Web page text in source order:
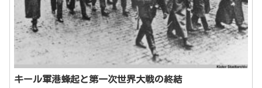
キール軍港蜂起と第一次世界大戦の終結